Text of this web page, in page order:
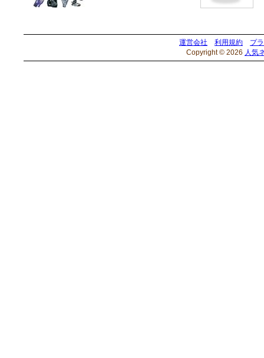
運営会社 利用規約
プ
Copyright © 2026 人気